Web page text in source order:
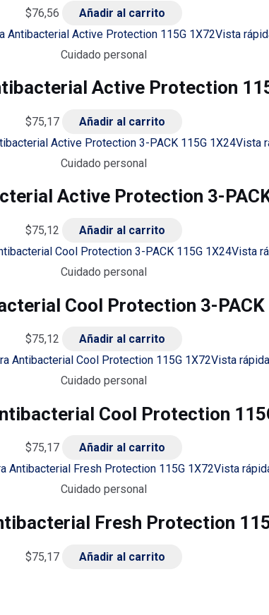
$76,56
Añadir al carrito
Vista
Cuidado personal
Active Protection
$75,17
Añadir al carrito
Vista
Cuidado personal
Active Protection 3-
$75,12
Añadir al carrito
Vista
Cuidado personal
Cool Protection 3-PACK
$75,12
Añadir al carrito
Vista rápida
Cuidado personal
Cool Protection
$75,17
Añadir al carrito
Vista
Cuidado personal
Fresh Protection
$75,17 Añadir al carrito